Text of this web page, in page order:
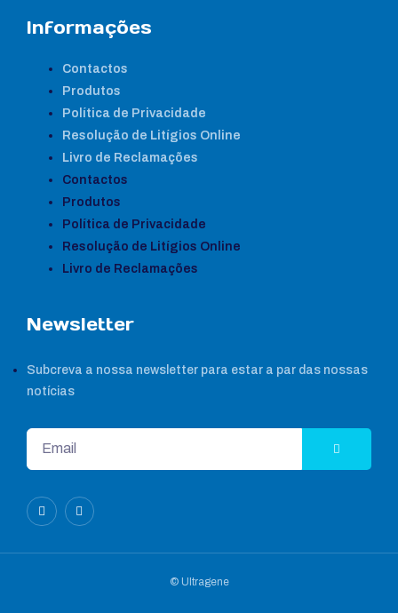
Informações
Contactos
Produtos
Política de Privacidade
Resolução de Litígios Online
Livro de Reclamações
Contactos
Produtos
Política de Privacidade
Resolução de Litígios Online
Livro de Reclamações
Newsletter
Subcreva a nossa newsletter para estar a par das nossas
notícias
© Ultragene